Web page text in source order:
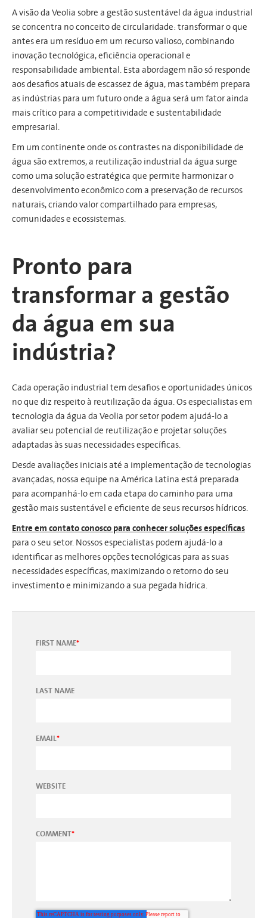
A visão da Veolia sobre a gestão sustentável da água industrial
se concentra no conceito de circularidade: transformar o que
antes era um resíduo em um recurso valioso, combinando
inovação tecnológica, eficiência operacional e
responsabilidade ambiental. Esta abordagem não só responde
aos desafios atuais de escassez de água, mas também prepara
as indústrias para um futuro onde a água será um fator ainda
mais crítico para a competitividade e sustentabilidade
empresarial.
Em um continente onde os contrastes na disponibilidade de
água são extremos, a reutilização industrial da água surge
como uma solução estratégica que permite harmonizar o
desenvolvimento econômico com a preservação de recursos
naturais, criando valor compartilhado para empresas,
comunidades e ecossistemas.
Pronto para
transformar a gestão
da água em sua
indústria?
Cada operação industrial tem desafios e oportunidades únicos
no que diz respeito à reutilização da água. Os especialistas em
tecnologia da água da Veolia por setor podem ajudá-lo a
avaliar seu potencial de reutilização e projetar soluções
adaptadas às suas necessidades específicas.
Desde avaliações iniciais até a implementação de tecnologias
avançadas, nossa equipe na América Latina está preparada
para acompanhá-lo em cada etapa do caminho para uma
gestão mais sustentável e eficiente de seus recursos hídricos.
Entre em contato conosco para conhecer soluções específicas
para o seu setor. Nossos especialistas podem ajudá-lo a
identificar as melhores opções tecnológicas para as suas
necessidades específicas, maximizando o retorno do seu
investimento e minimizando a sua pegada hídrica.
FIRST NAME*
LAST NAME
EMAIL*
WEBSITE
COMMENT*